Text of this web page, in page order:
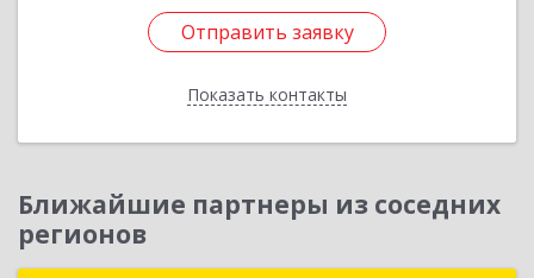
Отправить заявку
Показать контакты
Отправить заявку
Назад
Ближайшие партнеры из соседних
регионов